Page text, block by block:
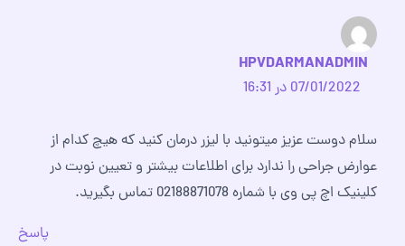
HPVDARMANADMIN
07/01/2022 در 16:31
سلام دوست عزیز میتونید با لیزر درمان کنید که هیچ کدام از
عوارض جراحی را ندارد برای اطلاعات بیشتر و تعیین نوبت در
کلینیک اچ پی وی با شماره 02188871078 تماس بگیرید.
پاسخ